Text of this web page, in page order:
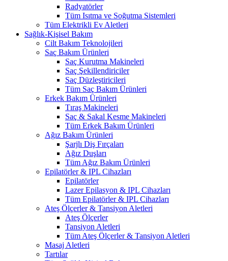
Radyatörler
Tüm Isıtma ve Soğutma Sistemleri
Tüm Elektrikli Ev Aletleri
Sağlık-Kişisel Bakım
Cilt Bakım Teknolojileri
Saç Bakım Ürünleri
Saç Kurutma Makineleri
Saç Şekillendiriciler
Saç Düzleştiricileri
Tüm Saç Bakım Ürünleri
Erkek Bakım Ürünleri
Tıraş Makineleri
Saç & Sakal Kesme Makineleri
Tüm Erkek Bakım Ürünleri
Ağız Bakım Ürünleri
Şarjlı Diş Fırçaları
Ağız Duşları
Tüm Ağız Bakım Ürünleri
Epilatörler & IPL Cihazları
Epilatörler
Lazer Epilasyon & IPL Cihazları
Tüm Epilatörler & IPL Cihazları
Ateş Ölçerler & Tansiyon Aletleri
Ateş Ölçerler
Tansiyon Aletleri
Tüm Ateş Ölçerler & Tansiyon Aletleri
Masaj Aletleri
Tartılar